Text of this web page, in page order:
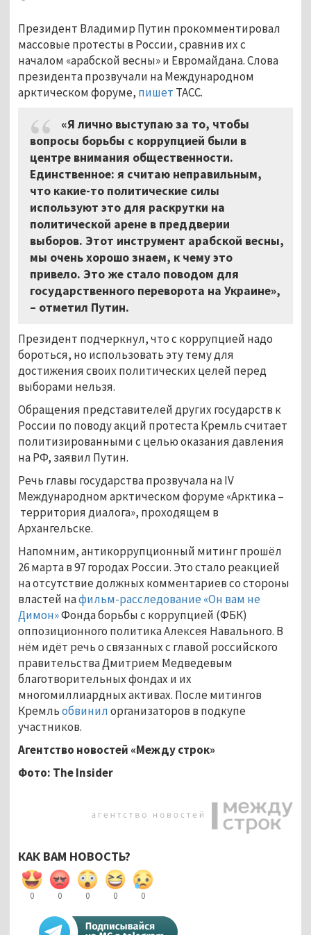
Президент Владимир Путин прокомментировал
массовые протесты в России, сравнив их с
началом «арабской весны» и Евромайдана. Слова
президента прозвучали на Международном
арктическом форуме, пишет ТАСС.
«Я лично выступаю за то, чтобы
вопросы борьбы с коррупцией были в
центре внимания общественности.
Единственное: я считаю неправильным,
что какие-то политические силы
используют это для раскрутки на
политической арене в преддверии
выборов. Этот инструмент арабской весны,
мы очень хорошо знаем, к чему это
привело. Это же стало поводом для
государственного переворота на Украине»,
– отметил Путин.
Президент подчеркнул, что с коррупцией надо
бороться, но использовать эту тему для
достижения своих политических целей перед
выборами нельзя.
Обращения представителей других государств к
России по поводу акций протеста Кремль считает
политизированными с целью оказания давления
на РФ, заявил Путин.
Речь главы государства прозвучала на IV
Международном арктическом форуме «Арктика–
территория диалога», проходящем в
Архангельске.
Напомним, антикоррупционный митинг прошёл
26 марта в 97 городах России. Это стало реакцией
на отсутствие должных комментариев со стороны
властей нафильм-расследование «Он вам не
Димон»Фонда борьбы с коррупцией (ФБК)
оппозиционного политика Алексея Навального. В
нём идёт речь о связанных с главой российского
правительства Дмитрием Медведевым
благотворительных фондах и их
многомиллиардных активах. После митингов
Кремльобвинилорганизаторов в подкупе
участников.
Агентство новостей «Между строк»
Фото: The Insider
КАК ВАМ НОВОСТЬ?
0 0 0 0 0